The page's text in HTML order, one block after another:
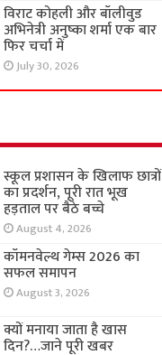
विराट कोहली और बॉलीवुड
अभिनेत्री अनुष्का शर्मा एक बार
फिर चर्चा में
July 30, 2026
स्कूल प्रशासन के खिलाफ छात्रों
का प्रदर्शन, पूरी रात भूख
हड़ताल पर बैठे बच्चे
August 4, 2026
कॉमनवेल्थ गेम्स 2026 का
सफल समापन
August 3, 2026
क्यों मनाया जाता है खास
दिन?…जाने पूरी खबर